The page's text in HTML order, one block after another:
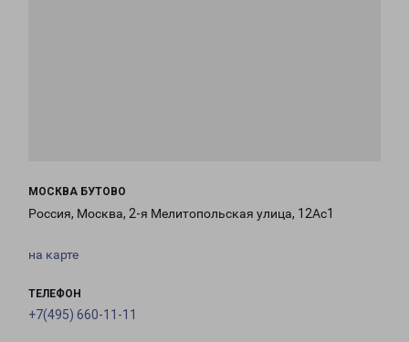
МОСКВА БУТОВО
Россия, Москва, 2-я Мелитопольская улица, 12Ас1
на карте
ТЕЛЕФОН
+7(495) 660-11-11